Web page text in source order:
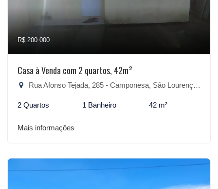
R$ 200.000
Casa à Venda com 2 quartos, 42m²
Rua Afonso Tejada, 285 - Camponesa, São Lourenço do Sul-RS
2 Quartos 1 Banheiro 42 m²
Mais informações